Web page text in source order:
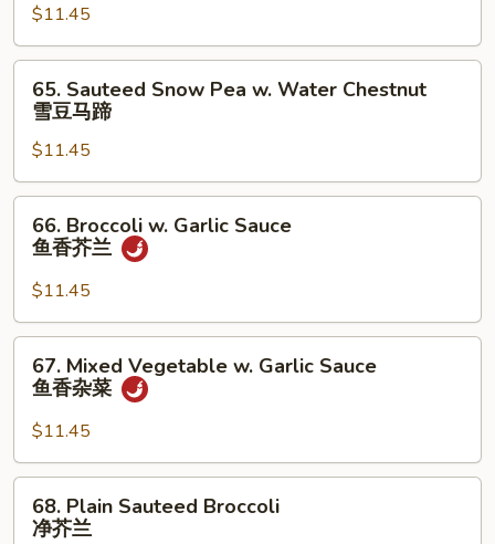
须
菜
$11.45
Sauteed
Snow
Pea
w.
Water
Chestnut
蹄
65. Sauteed Snow Pea w. Water Chestnut
雪豆马蹄
$11.45
Broccoli
Garlic
Sauce
鱼
66. Broccoli w. Garlic Sauce
鱼香芥兰
$11.45
Mixed
Vegetable
Garlic
Sauce
67. Mixed Vegetable w. Garlic Sauce
鱼香杂菜
$11.45
Plain
68. Plain Sauteed Broccoli
净芥兰